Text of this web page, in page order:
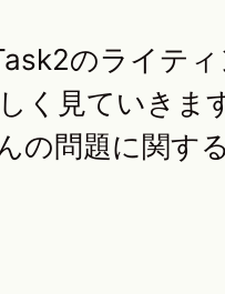
のライテ
く見ていきま
の問題に関す